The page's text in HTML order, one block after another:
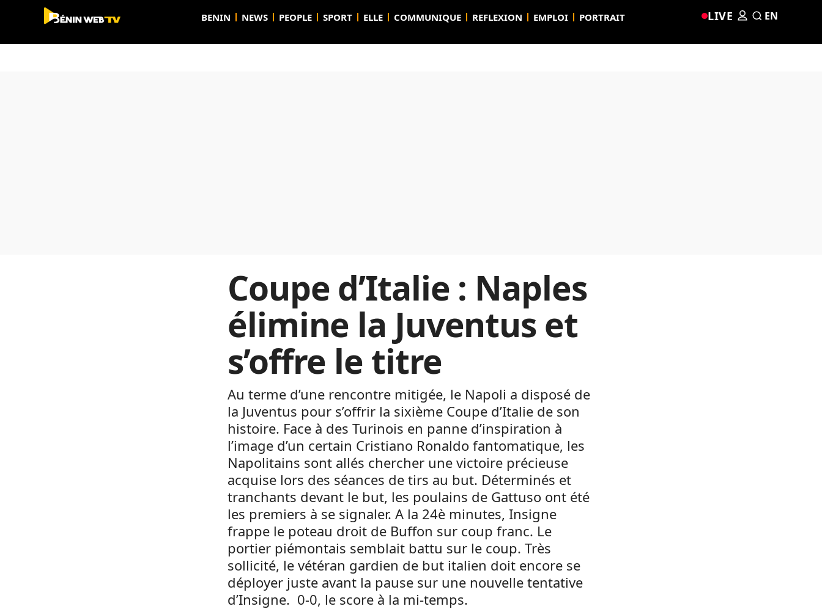
BENIN NEWS PEOPLE SPORT ELLE COMMUNIQUE REFLEXION EMPLOI PORTRAIT LIVE EN
Coupe d’Italie : Naples
élimine la Juventus et
s’offre le titre
Au terme d’une rencontre mitigée, le Napoli a disposé de
la Juventus pour s’offrir la sixième Coupe d’Italie de son
histoire. Face à des Turinois en panne d’inspiration à
l’image d’un certain Cristiano Ronaldo fantomatique, les
Napolitains sont allés chercher une victoire précieuse
acquise lors des séances de tirs au but. Déterminés et
tranchants devant le but, les poulains de Gattuso ont été
les premiers à se signaler. A la 24è minutes, Insigne
frappe le poteau droit de Buffon sur coup franc. Le
portier piémontais semblait battu sur le coup. Très
sollicité, le vétéran gardien de but italien doit encore se
déployer juste avant la pause sur une nouvelle tentative
d’Insigne. 0-0, le score à la mi-temps.